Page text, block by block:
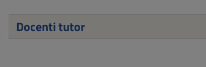
Docenti tutor